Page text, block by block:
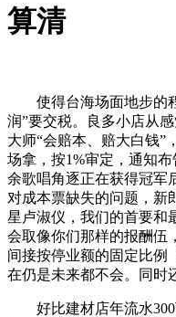
算清
使得台海场面地步的程
润”要交税。良多小店从
大师“会赔本、赔大白钱”
场拿，按1%审定，通知
余歌唱角逐正在获得冠军
对成本票缺失的问题，新
星卢淑仪，我们的首要和
会取像你们那样的报酬伍
间接按停业额的固定比例
在仍是未来都不会。同时
好比建材店年流水300